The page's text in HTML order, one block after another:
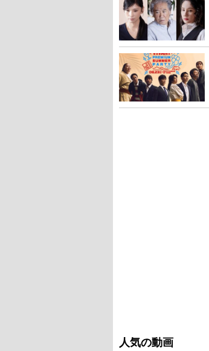
人気の動画